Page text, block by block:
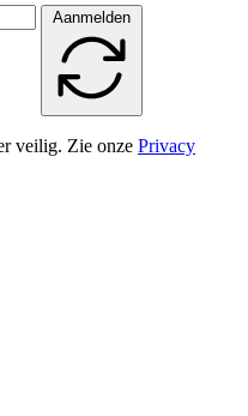
Aanmelden
veilig. Zie onze Privacy